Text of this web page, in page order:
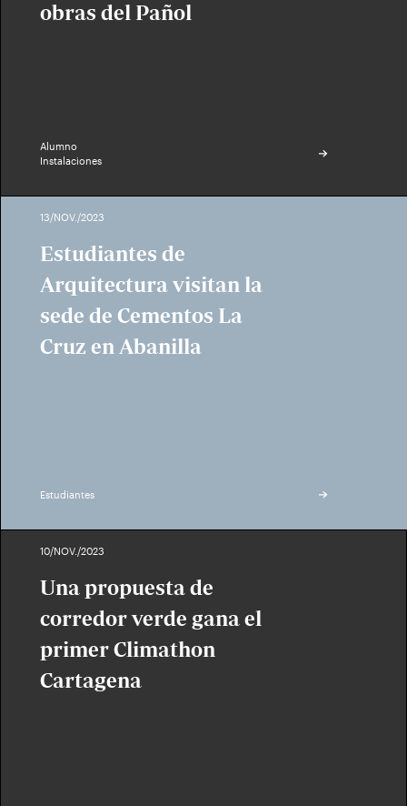
obras del Pañol
Alumno
Instalaciones
13/NOV./2023
Estudiantes de
Arquitectura visitan la
sede de Cementos La
Cruz en Abanilla
Estudiantes
10/NOV./2023
Una propuesta de
corredor verde gana el
primer Climathon
Cartagena